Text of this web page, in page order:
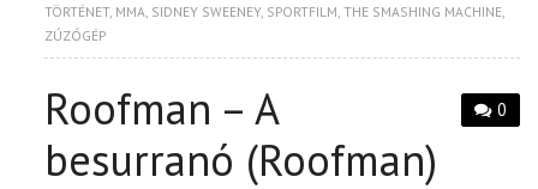
TÖRTÉNET, MMA SIDNEY SWEENEY, SPORTFILM ,THE SMASHING MACHINE
ZÚZÓGÉP
0
Roofman – A
besurranó (Roofman)